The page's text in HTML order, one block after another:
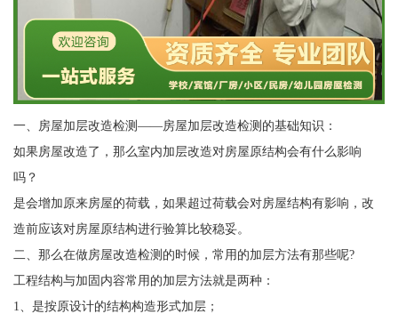
一、房屋加层改造检测——房屋加层改造检测的基础知识：
如果房屋改造了，那么室内加层改造对房屋原结构会有什么影响
吗？
是会增加原来房屋的荷载，如果超过荷载会对房屋结构有影响，改
造前应该对房屋原结构进行验算比较稳妥。
二、那么在做房屋改造检测的时候，常用的加层方法有那些呢?
工程结构与加固内容常用的加层方法就是两种：
1、是按原设计的结构构造形式加层；